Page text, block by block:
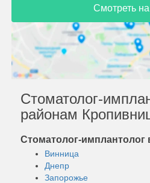
Смотреть
Стоматолог-
районам
Стоматолог-имплантолог
Винница
Днепр
Запорожье